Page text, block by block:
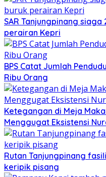
SAR Tanjungpinang
perairan Kepri
BPS Catat Jumlah
Ribu Orang
Ketegangan di Meja
Menggugat Eksistensi
Rutan Tanjungpinang
keripik pisang